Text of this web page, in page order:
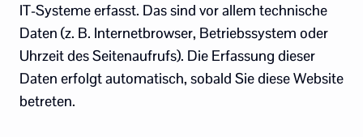
IT-Systeme erfasst. Das sind vor allem technische
Daten (z. B. Internetbrowser, Betriebssystem oder
Uhrzeit des Seitenaufrufs). Die Erfassung dieser
Daten erfolgt automatisch, sobald Sie diese Website
betreten.